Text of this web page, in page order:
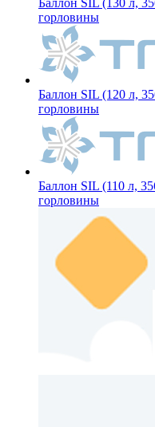
горловины
Баллон SIL (120 л,
горловины
Баллон SIL (110 л,
горловины